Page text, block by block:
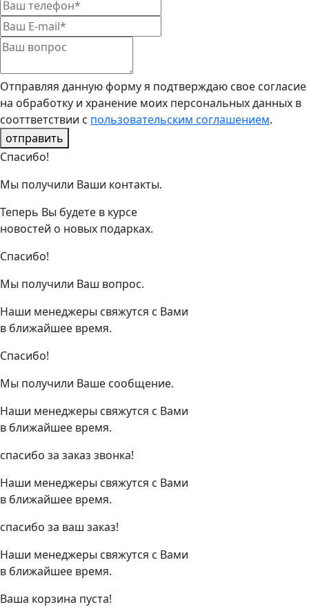
Отправляя данную форму я подтверждаю свое согласие
на обработку и хранение моих персональных данных в
сооттветствии с пользовательским соглашением.
отправить
Спасибо!
Мы получили Ваши контакты.
Теперь Вы будете в курсе
новостей о новых подарках.
Спасибо!
Мы получили Ваш вопрос.
Наши менеджеры свяжутся с Вами
в ближайшее время.
Спасибо!
Мы получили Ваше сообщение.
Наши менеджеры свяжутся с Вами
в ближайшее время.
спасибо за заказ звонка!
Наши менеджеры свяжутся с Вами
в ближайшее время.
спасибо за ваш заказ!
Наши менеджеры свяжутся с Вами
в ближайшее время.
Ваша корзина пуста!